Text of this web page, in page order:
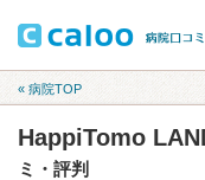
« 病院TOP
HappiTomo
ミ・評判